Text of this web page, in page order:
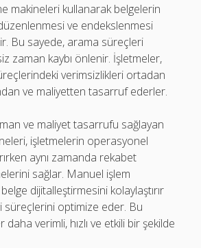
makineleri kullanarak belgelerin
ve endekslenmesi
Bu sayede, arama süreçleri
zaman kaybı önlenir. İşletmeler,
verimsizlikleri ortadan
ve maliyetten tasarruf ederler.
ve maliyet tasarrufu sağlayan
işletmelerin operasyonel
aynı zamanda rekabet
sağlar. Manuel işlem
dijitalleştirmesini kolaylaştırır
süreçlerini optimize eder. Bu
verimli, hızlı ve etkili bir şekilde